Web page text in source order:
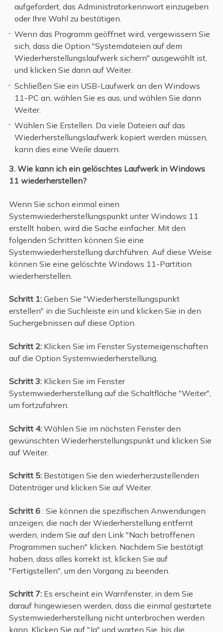
aufgefordert, das Administratorkennwort einzugeben
oder Ihre Wahl zu bestätigen.
Wenn das Programm geöffnet wird, vergewissern Sie
sich, dass die Option "Systemdateien auf dem
Wiederherstellungslaufwerk sichern" ausgewählt ist,
und klicken Sie dann auf Weiter.
Schließen Sie ein USB-Laufwerk an den Windows
11-PC an, wählen Sie es aus, und wählen Sie dann
Weiter.
Wählen Sie Erstellen. Da viele Dateien auf das
Wiederherstellungslaufwerk kopiert werden müssen,
kann dies eine Weile dauern.
3. Wie kann ich ein gelöschtes Laufwerk in Windows
11 wiederherstellen?
Wenn Sie schon einmal einen
Systemwiederherstellungspunkt unter Windows 11
erstellt haben, wird die Sache einfacher. Mit den
folgenden Schritten können Sie eine
Systemwiederherstellung durchführen. Auf diese Weise
können Sie eine gelöschte Windows 11-Partition
wiederherstellen.
Schritt 1:Geben Sie "Wiederherstellungspunkt
erstellen" in die Suchleiste ein und klicken Sie in den
Suchergebnissen auf diese Option.
Schritt 2:Klicken Sie im Fenster Systemeigenschaften
auf die Option Systemwiederherstellung.
Schritt 3:Klicken Sie im Fenster
Systemwiederherstellung auf die Schaltfläche "Weiter",
um fortzufahren.
Schritt 4: Wählen Sie im nächsten Fenster den
gewünschten Wiederherstellungspunkt und klicken Sie
auf Weiter.
Schritt 5:Bestätigen Sie den wiederherzustellenden
Datenträger und klicken Sie auf Weiter.
Schritt 6 : Sie können die spezifischen Anwendungen
anzeigen, die nach der Wiederherstellung entfernt
werden, indem Sie auf den Link "Nach betroffenen
Programmen suchen" klicken. Nachdem Sie bestätigt
haben, dass alles korrekt ist, klicken Sie auf
"Fertigstellen", um den Vorgang zu beenden.
Schritt 7:Es erscheint ein Warnfenster, in dem Sie
darauf hingewiesen werden, dass die einmal gestartete
Systemwiederherstellung nicht unterbrochen werden
kann. Klicken Sie auf "Ja" und warten Sie, bis die